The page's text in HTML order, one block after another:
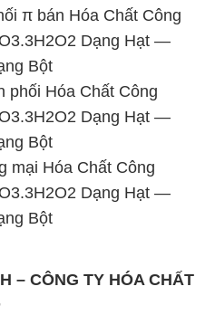
π bán Hóa Chất Công
Dạng Hạt —
Bột
phối Hóa Chất Công
Dạng Hạt —
Bột
mại Hóa Chất Công
Dạng Hạt —
Bột
– CÔNG TY HÓA CHẤT